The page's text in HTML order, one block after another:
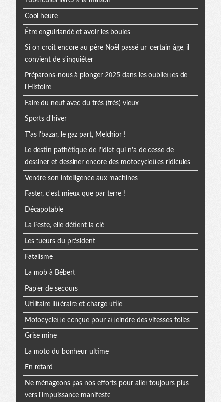
Cool heure
Être enguirlandé et avoir les boules
Si on croit encore au père Noël passé un certain âge, il
convient de s'inquiéter
Préparons-nous à plonger 2025 dans les oubliettes de
l'Histoire
Faire du neuf avec du très (très) vieux
Sports d'hiver
T'as l'bazar, le gaz part, Melchior !
Le destin pathétique de l'idiot qui n'a de cesse de
dessiner et dessiner encore des motocyclettes ridicules
Vendre son intelligence aux machines
Faster, c'est mieux que par terre !
Décapotable
La Peste, elle détient la clé
Les tueurs du président
Fatalisme
La mob à Bébert
Papier de secours
Utilitaire littéraire et charge utile
Motocyclette conçue pour atteindre des vitesses folles
Grise mine
La moto du bonheur ultime
En retard
Ne ménageons pas nos efforts pour aller toujours plus
vers l'impuissance manifeste